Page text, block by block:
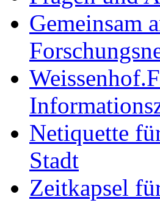
Gemeinsam
Netiquette
Stadt
Zeitkapsel